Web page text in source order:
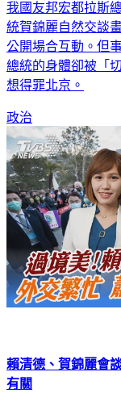
我國友邦宏都拉斯
統賀錦麗自然交談
公開場合互動。但
總統的身體卻被「
想得罪北京。
政治
賴清德、賀錦麗會
有關